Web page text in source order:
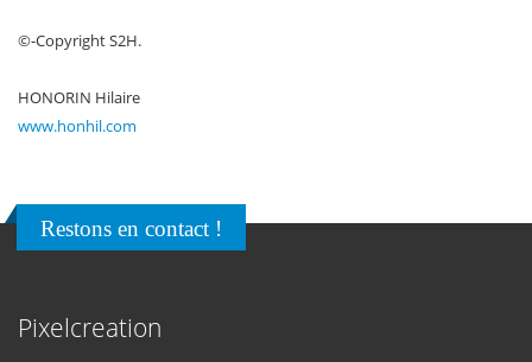
©-Copyright S2H.
HONORIN Hilaire
www.honhil.com
Restons en contact !
Pixelcreation